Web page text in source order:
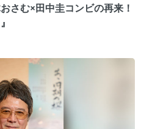
さむ×田中圭コンビの再来！